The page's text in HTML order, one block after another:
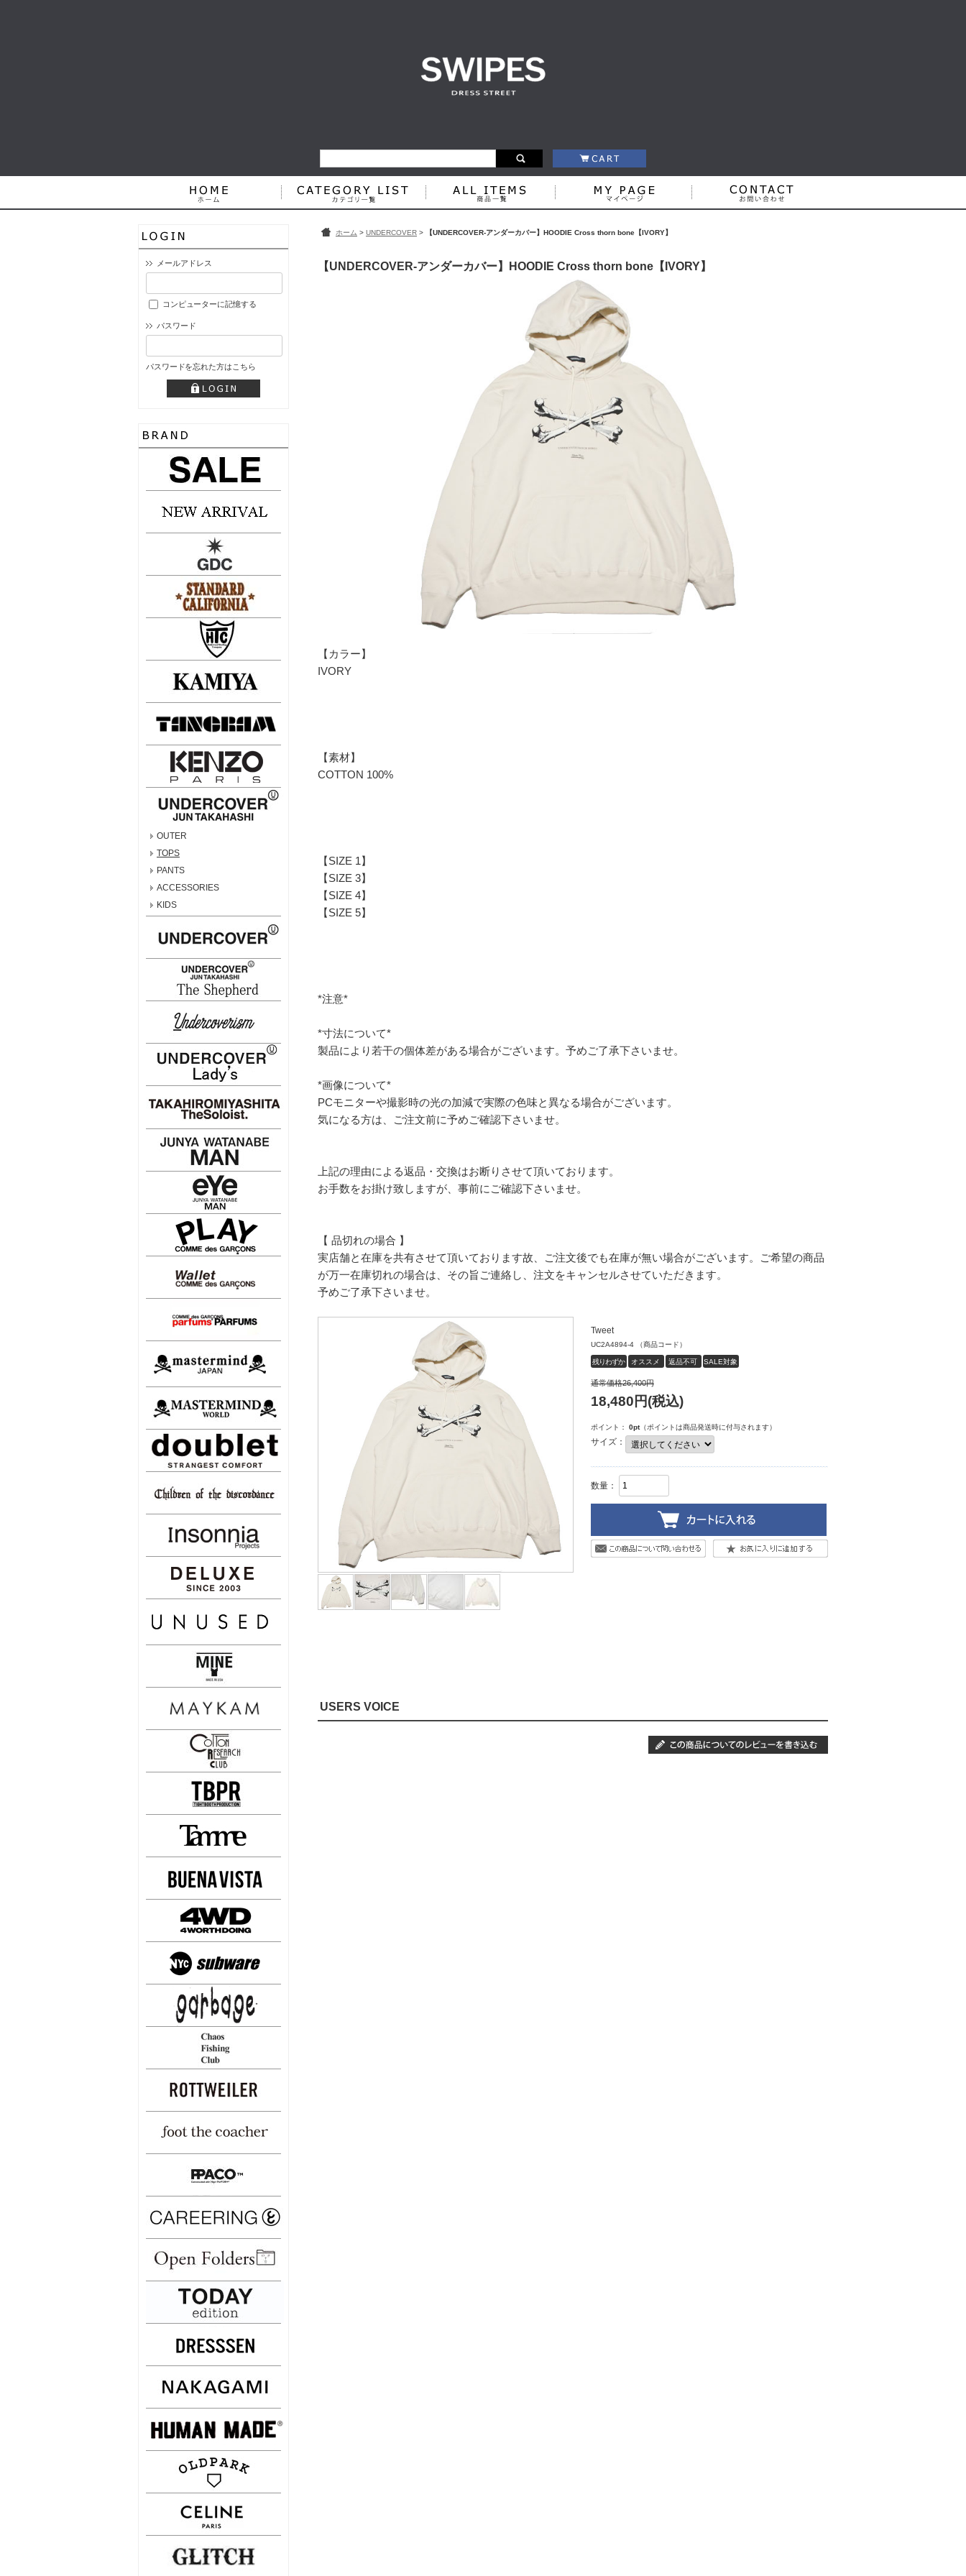
メールアドレス
コンピューターに記憶する
パスワード
パスワードを忘れた方はこちら
OUTER
TOPS
PANTS
ACCESSORIES
KIDS
ホーム > UNDERCOVER > 【UNDERCOVER-アンダーカバー】HOODIE Cross thorn bone【IVORY】
【UNDERCOVER-アンダーカバー】HOODIE Cross thorn bone【IVORY】
【カラー】
IVORY
【素材】
COTTON 100%
【SIZE 1】
【SIZE 3】
【SIZE 4】
【SIZE 5】
*注意*
*寸法について*
製品により若干の個体差がある場合がございます。予めご了承下さいませ。
*画像について*
PCモニターや撮影時の光の加減で実際の色味と異なる場合がございます。
気になる方は、ご注文前に予めご確認下さいませ。
上記の理由による返品・交換はお断りさせて頂いております。
お手数をお掛け致しますが、事前にご確認下さいませ。
【 品切れの場合 】
実店舗と在庫を共有させて頂いております故、ご注文後でも在庫が無い場合がございます。ご希望の商品
が万一在庫切れの場合は、その旨ご連絡し、注文をキャンセルさせていただきます。
予めご了承下さいませ。
Tweet
UC2A4894-4 （商品コード）
残りわずか オススメ 返品不可
SALE対象
通常価格26,400円
18,480 円(税込)
ポイント： 0pt（ポイントは商品発送時に付与されます）
サイズ：
数量：
USERS VOICE